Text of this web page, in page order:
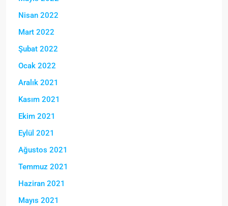
Nisan 2022
Mart 2022
Şubat 2022
Ocak 2022
Aralık 2021
Kasım 2021
Ekim 2021
Eylül 2021
Ağustos 2021
Temmuz 2021
Haziran 2021
Mayıs 2021